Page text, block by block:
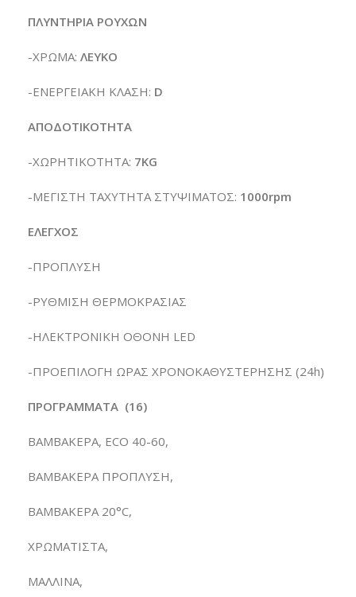
ΠΛΥΝΤΗΡΙΑ ΡΟΥΧΩΝ
-ΧΡΩΜΑ: ΛΕΥΚΟ
-ΕΝΕΡΓΕΙΑΚΗ ΚΛΑΣΗ: D
ΑΠΟΔΟΤΙΚΟΤΗΤΑ
-ΧΩΡΗΤΙΚΟΤΗΤΑ: 7KG
-ΜΕΓΙΣΤΗ ΤΑΧΥΤΗΤΑ ΣΤΥΨΙΜΑΤΟΣ: 1000rpm
ΕΛΕΓΧΟΣ
-ΠΡΟΠΛΥΣΗ
-ΡΥΘΜΙΣΗ ΘΕΡΜΟΚΡΑΣΙΑΣ
-ΗΛΕΚΤΡΟΝΙΚΗ ΟΘΟΝΗ LED
-ΠΡΟΕΠΙΛΟΓΗ ΩΡΑΣ ΧΡΟΝΟΚΑΘΥΣΤΕΡΗΣΗΣ (24h)
ΠΡΟΓΡΑΜΜΑΤΑ (16)
ΒΑΜΒΑΚΕΡΑ, ECO 40-60,
BAMBAKEΡΑ ΠΡΟΠΛΥΣΗ,
ΒΑΜΒΑΚΕΡΑ 20°C,
ΧΡΩΜΑΤΙΣΤΑ,
ΜΑΛΛΙΝΑ,